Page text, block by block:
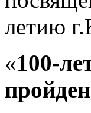
летию
«100-